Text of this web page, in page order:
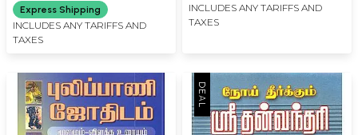
Express Shipping
INCLUDES ANY TARIFFS AND
TAXES
INCLUDES ANY TARIFFS AND
TAXES